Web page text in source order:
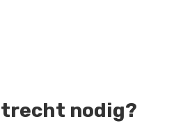
nodig?